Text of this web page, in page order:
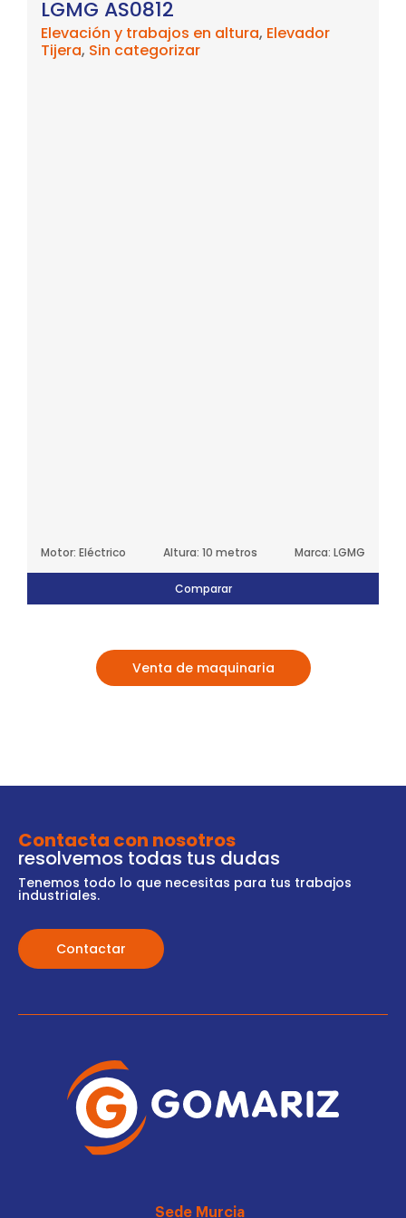
JLG R2646
Elevación y trabajos en altura,Elevador
Tijera,Sin categorizar
Motor: Eléctrico Altura: 8 metros Marca: Jlg
Comparar
Venta de maquinaria
Contacta con nosotros
resolvemos todas tus dudas
Tenemos todo lo que necesitas para tus trabajos
industriales.
Contactar
Sede Murcia_